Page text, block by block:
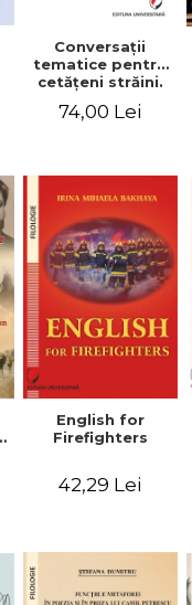
Conversaţii
tematice pentru
cetăţeni străini.
româno-englez
Bilingual
Romanian-
English guide
with practical
vocabulary
74,00 Lei
English for
Firefighters
42,29 Lei